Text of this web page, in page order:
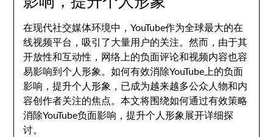
在现代社交媒体环境中，YouTube作为全球最大的在
线视频平台，吸引了大量用户的关注。然而，由于其
开放性和互动性，网络上的负面评论和视频内容也容
易影响到个人形象。如何有效消除YouTube上的负面
影响，提升个人形象，已成为越来越多公众人物和内
容创作者关注的焦点。本文将围绕如何通过有效策略
消除YouTube负面影响，提升个人形象展开详细探
讨。